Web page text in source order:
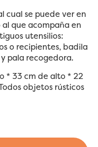
cual se puede ver en
que acompaña en
utensilios:
o recipientes, badila
pala recogedora.
* 33 cm de alto * 22
objetos rústicos